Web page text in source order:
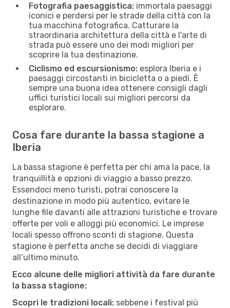
Fotografia paesaggistica: immortala paesaggi
iconici e perdersi per le strade della città con la
tua macchina fotografica. Catturare la
straordinaria architettura della città e l'arte di
strada può essere uno dei modi migliori per
scoprire la tua destinazione.
Ciclismo ed escursionismo: esplora Iberia e i
paesaggi circostanti in bicicletta o a piedi. È
sempre una buona idea ottenere consigli dagli
uffici turistici locali sui migliori percorsi da
esplorare.
Cosa fare durante la bassa stagione a
Iberia
La bassa stagione è perfetta per chi ama la pace, la
tranquillità e opzioni di viaggio a basso prezzo.
Essendoci meno turisti, potrai conoscere la
destinazione in modo più autentico, evitare le
lunghe file davanti alle attrazioni turistiche e trovare
offerte per voli e alloggi più economici. Le imprese
locali spesso offrono sconti di stagione. Questa
stagione è perfetta anche se decidi di viaggiare
all’ultimo minuto.
Ecco alcune delle migliori attività da fare durante
la bassa stagione:
Scopri le tradizioni locali: sebbene i festival più